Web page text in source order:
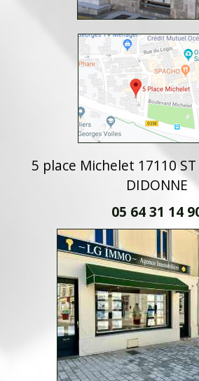
5 place Michelet 17110 ST
DIDONNE
05 64 31 14